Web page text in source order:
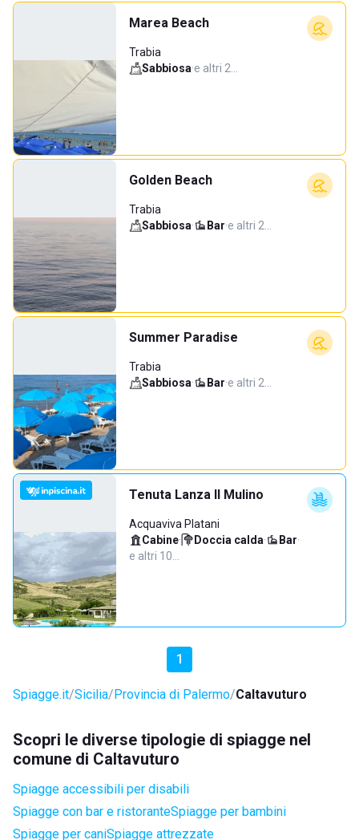
Marea Beach
Trabia
Sabbiosa·e altri 2…
Golden Beach
Trabia
Sabbiosa· Bar·e altri 2…
Summer Paradise
Trabia
Sabbiosa· Bar·e altri 2…
Tenuta Lanza Il Mulino
Acquaviva Platani
Cabine· Doccia calda· Bar·
e altri 10…
1
Spiagge.it Sicilia Provincia di Palermo Caltavuturo
Scopri le diverse tipologie di spiagge nel
comune di Caltavuturo
Spiagge accessibili per disabili
Spiagge con bar e ristoranteSpiagge per bambini
Spiagge per caniSpiagge attrezzate